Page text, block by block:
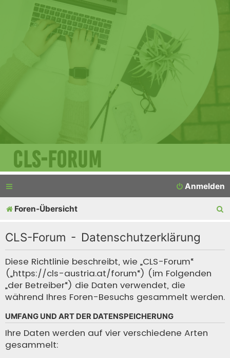
CLS-Forum
Anmelden
Foren-Übersicht
CLS-Forum - Datenschutzerklärung
Diese Richtlinie beschreibt, wie „CLS-Forum“
(„https://cls-austria.at/forum“) (im Folgenden
„der Betreiber“) die Daten verwendet, die
während Ihres Foren-Besuchs gesammelt werden.
UMFANG UND ART DER DATENSPEICHERUNG
Ihre Daten werden auf vier verschiedene Arten
gesammelt: